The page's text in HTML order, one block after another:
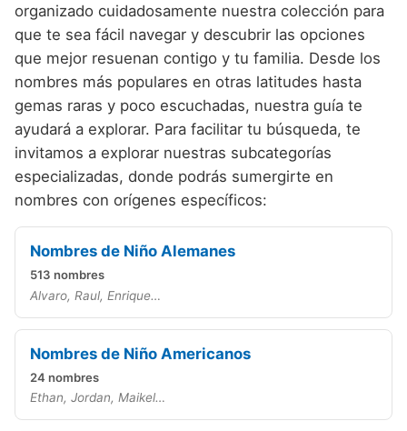
Nombres de niño que empiezan por T
Nombres de niño que empiezan por U
Nombres de niño que empiezan por V
Nombres de niño que empiezan por W
Nombres de niño que empiezan por X
Nombres de niño que empiezan por Y
Nombres de niño que empiezan por Z
organizado cuidadosamente nuestra colección para
que te sea fácil navegar y descubrir las opciones
que mejor resuenan contigo y tu familia. Desde los
nombres más populares en otras latitudes hasta
gemas raras y poco escuchadas, nuestra guía te
ayudará a explorar. Para facilitar tu búsqueda, te
invitamos a explorar nuestras subcategorías
especializadas, donde podrás sumergirte en
nombres con orígenes específicos:
Nombres de Niño Alemanes
513 nombres
Alvaro, Raul, Enrique…
Nombres de Niño Americanos
24 nombres
Ethan, Jordan, Maikel…